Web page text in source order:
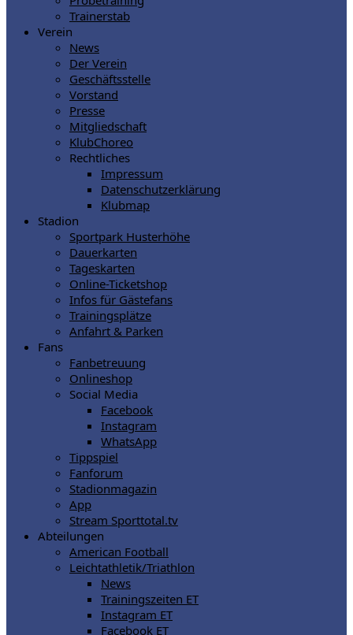
Trainerstab
Verein
News
Der Verein
Geschäftsstelle
Vorstand
Presse
Mitgliedschaft
KlubChoreo
Rechtliches
Impressum
Datenschutzerklärung
Klubmap
Stadion
Sportpark Husterhöhe
Dauerkarten
Tageskarten
Online-Ticketshop
Infos für Gästefans
Trainingsplätze
Anfahrt & Parken
Fans
Fanbetreuung
Onlineshop
Social Media
Facebook
Instagram
WhatsApp
Tippspiel
Fanforum
Stadionmagazin
App
Stream Sporttotal.tv
Abteilungen
American Football
Leichtathletik/Triathlon
News
Trainingszeiten ET
Instagram ET
Facebook ET